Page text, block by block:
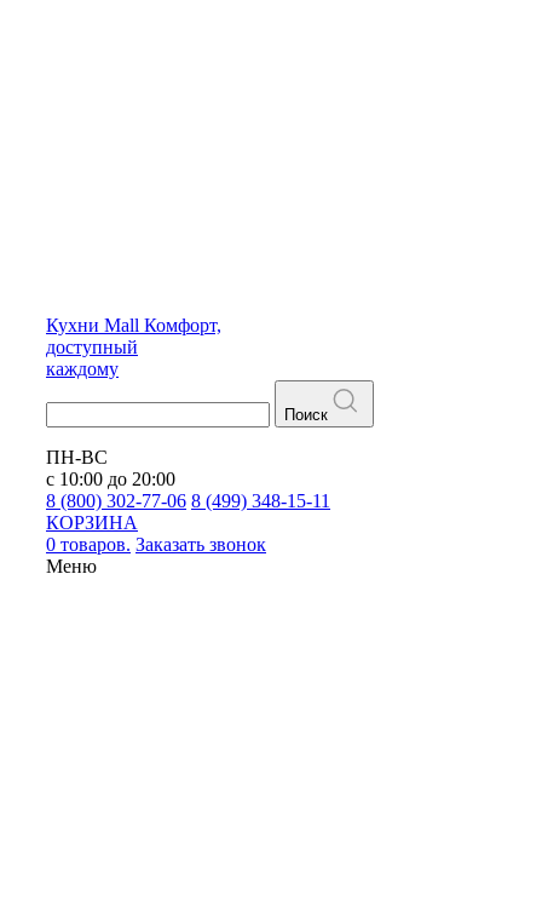
Кухни Mall Комфорт,
доступный
каждому
Поиск
ПН-ВС
с 10:00 до 20:00
8 (800) 302-77-06 8 (499) 348-15-11
КОРЗИНА
0 товаров. Заказать звонок
Меню